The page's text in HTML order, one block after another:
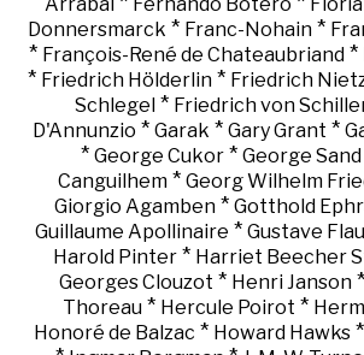
Arrabal
Fernando Botero
Donnersmarck * Franc-Nohain*
* François-René de Chateaubriand*
* Friedrich Hölderlin* Friedrich
Schlegel * Friedrich von
D'Annunzio * Garak * Gary Grant *
* George Cukor * George Sand
Canguilhem * Georg Wilhelm
Giorgio Agamben * Gotthold
Guillaume Apollinaire * Gustave
Harold Pinter* Harriet Beecher
Georges Clouzot * Henri Janson *
Thoreau * Hercule Poirot *
Honoré de Balzac * Howard Hawks*